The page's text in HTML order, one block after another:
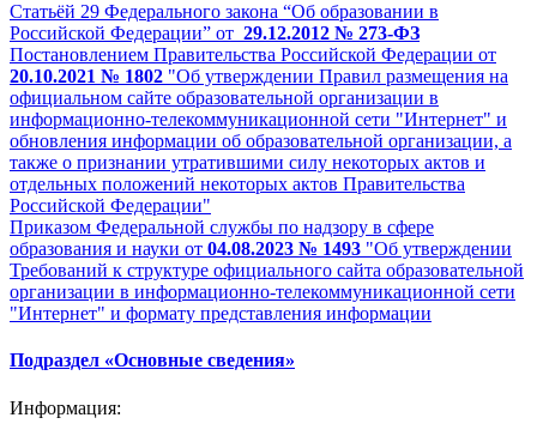
Статьёй 29 Федерального закона “Об образовании в
Российской Федерации” от 29.12.2012 № 273-ФЗ
Постановлением Правительства Российской Федерации от
20.10.2021 № 1802 "Об утверждении Правил размещения на
официальном сайте образовательной организации в
информационно-телекоммуникационной сети "Интернет" и
обновления информации об образовательной организации, а
также о признании утратившими силу некоторых актов и
отдельных положений некоторых актов Правительства
Российской Федерации"
Приказом Федеральной службы по надзору в сфере
образования и науки от 04.08.2023 № 1493 "Об утверждении
Требований к структуре официального сайта образовательной
организации в информационно-телекоммуникационной сети
"Интернет" и формату представления информации
Подраздел «Основные сведения»
Информация: